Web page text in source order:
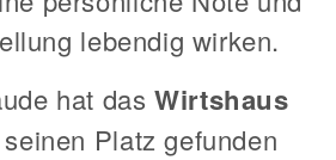
lebendig wirken.
hat dasWirtshaus
Platz gefunden